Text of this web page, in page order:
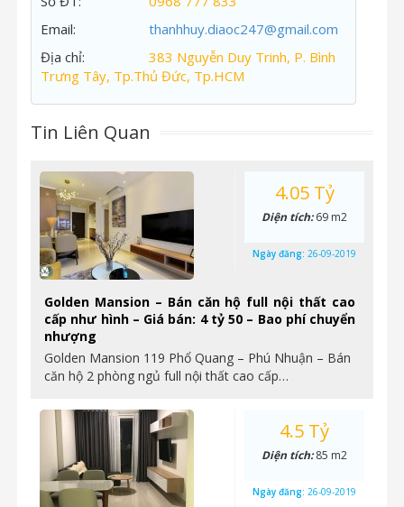
Email:
thanhhuy.diaoc247@gmail.com
Địa chỉ:
383 Nguyễn Duy Trinh, P. Bình
Trưng Tây, Tp.Thủ Đức, Tp.HCM
Tin Liên Quan
Golden Mansion – Bán căn hộ full nội thất cao
cấp như hình – Giá bán: 4 tỷ 50 – Bao phí chuyển
nhượng
Golden Mansion 119 Phổ Quang – Phú Nhuận – Bán
căn hộ 2 phòng ngủ full nội thất cao cấp…
4.05 Tỷ
Diện tích:69 m2
Ngày đăng: 26-09-2019
4.5 Tỷ
Diện tích:85 m2
Ngày đăng: 26-09-2019